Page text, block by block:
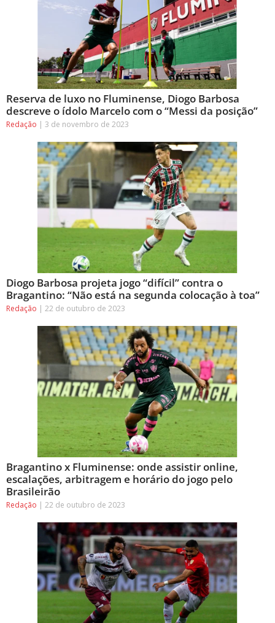
Reserva de luxo no Fluminense, Diogo Barbosa
descreve o ídolo Marcelo com o “Messi da posição”
Redação 3 de novembro de 2023
Diogo Barbosa projeta jogo “difícil” contra o
Bragantino: “Não está na segunda colocação à toa”
Redação 22 de outubro de 2023
Bragantino x Fluminense: onde assistir online,
escalações, arbitragem e horário do jogo pelo
Brasileirão
Redação 22 de outubro de 2023